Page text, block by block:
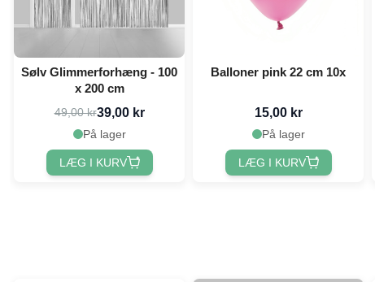
Sølv Glimmerforhæng - 100
x 200 cm
49,00 kr39,00 kr
På lager
LÆG I KURV
Balloner pink 22 cm 10x
15,00 kr
På lager
LÆG I KURV